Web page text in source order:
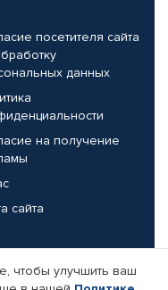
посетителя сайта
данных
на получение
сайта
чтобы улучшить ваш